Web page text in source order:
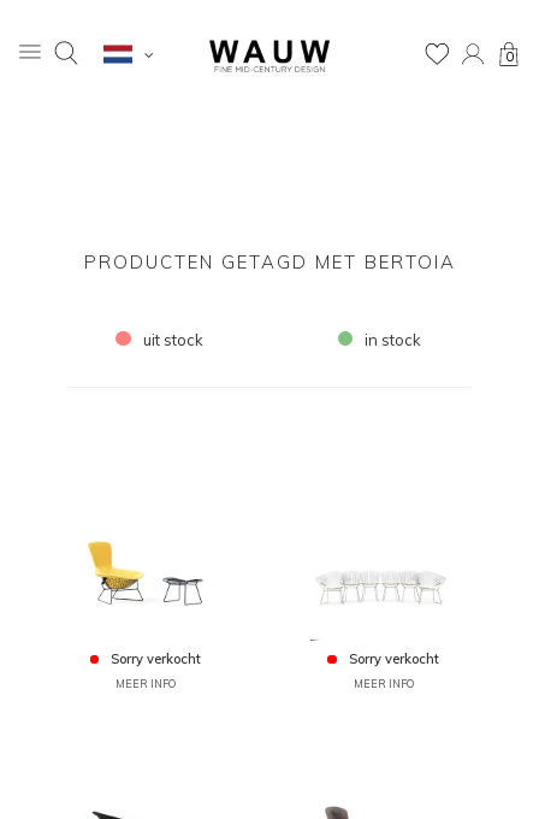
0
PRODUCTEN GETAGD MET BERTOIA
uit stock in stock
Sorry verkocht
MEER INFO
Sorry verkocht
MEER INFO